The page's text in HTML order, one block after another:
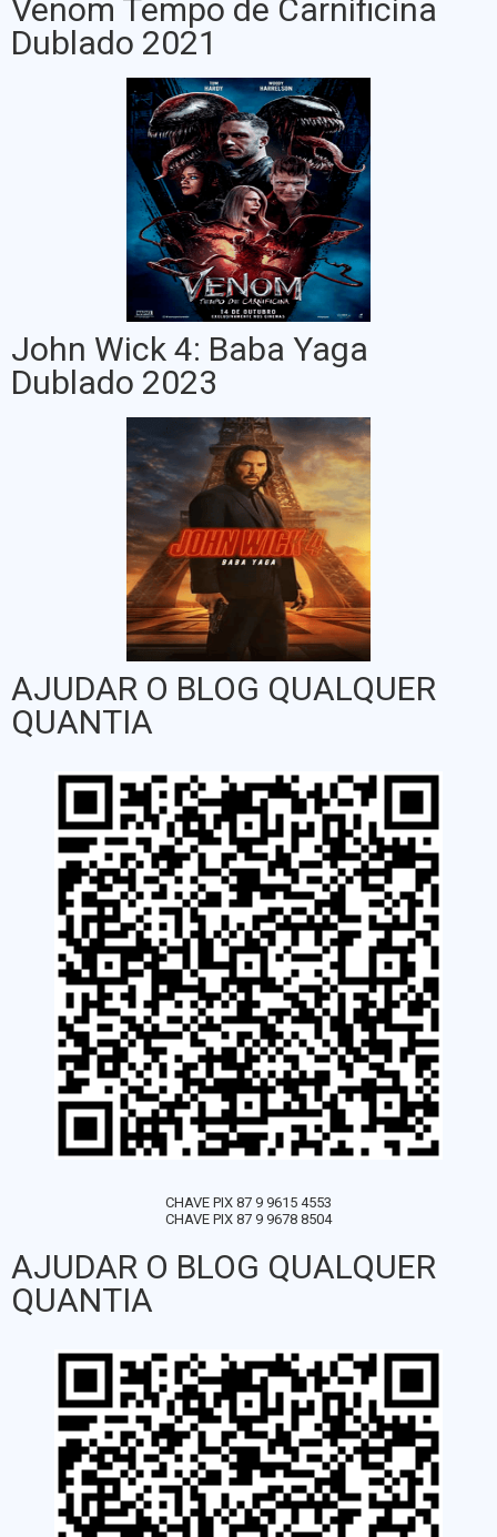
Venom Tempo de Carnificina
Dublado 2021
John Wick 4: Baba Yaga
Dublado 2023
AJUDAR O BLOG QUALQUER
QUANTIA
CHAVE PIX 87 9 9615 4553
CHAVE PIX 87 9 9678 8504
AJUDAR O BLOG QUALQUER
QUANTIA